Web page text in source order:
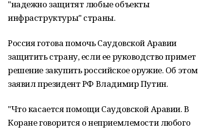
"надежно защитят любые объекты
инфраструктуры" страны.
Россия готова помочь Саудовской Аравии
защитить страну, если ее руководство примет
решение закупить российское оружие. Об этом
заявил президент РФ Владимир Путин.
"Что касается помощи Саудовской Аравии. В
Коране говорится о неприемлемости любого